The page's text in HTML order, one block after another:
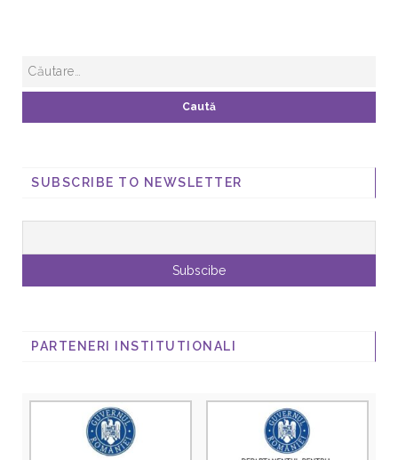
SUBSCRIBE TO NEWSLETTER
PARTENERI INSTITUTIONALI